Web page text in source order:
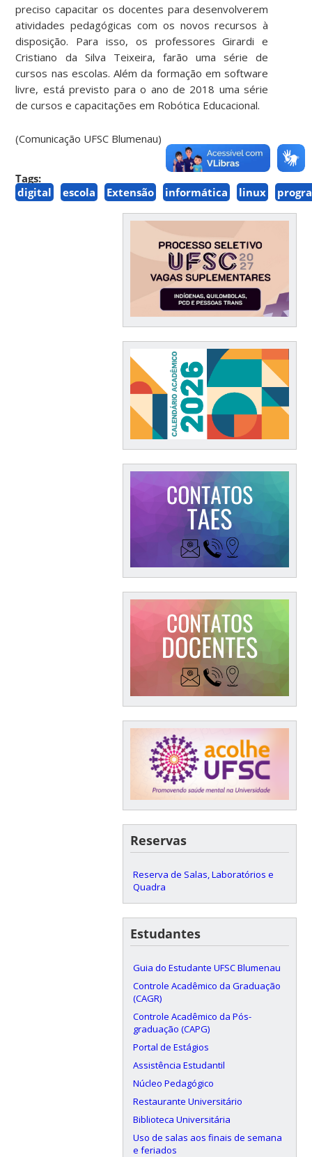
preciso capacitar os docentes para desenvolverem
atividades pedagógicas com os novos recursos à
disposição. Para isso, os professores Girardi e
Cristiano da Silva Teixeira, farão uma série de
cursos nas escolas. Além da formação em software
livre, está previsto para o ano de 2018 uma série
de cursos e capacitações em Robótica Educacional.
(Comunicação UFSC Blumenau)
Tags:
digital
escola Extensão informática linux
Reservas
Reserva de Salas, Laboratórios e
Quadra
Estudantes
Guia do Estudante UFSC Blumenau
Controle Acadêmico da Graduação
(CAGR)
Controle Acadêmico da Pós-
graduação (CAPG)
Portal de Estágios
Assistência Estudantil
Núcleo Pedagógico
Restaurante Universitário
Biblioteca Universitária
Uso de salas aos finais de semana
e feriados